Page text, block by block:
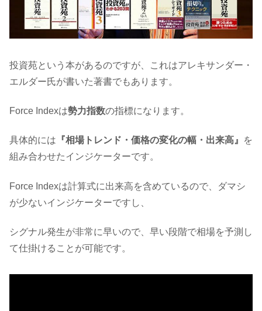
投資苑という本があるのですが、これはアレキサンダー・
エルダー氏が書いた著書でもあります。
Force Indexは勢力指数の指標になります。
具体的には 『相場トレンド・価格の変化の幅・出来高』
を
組み合わせたインジケーターです。
Force Indexは計算式に出来高を含めているので、ダマシ
が少ないインジケーターですし、
シグナル発生が非常に早いので、早い段階で相場を予測し
て仕掛けることが可能です。